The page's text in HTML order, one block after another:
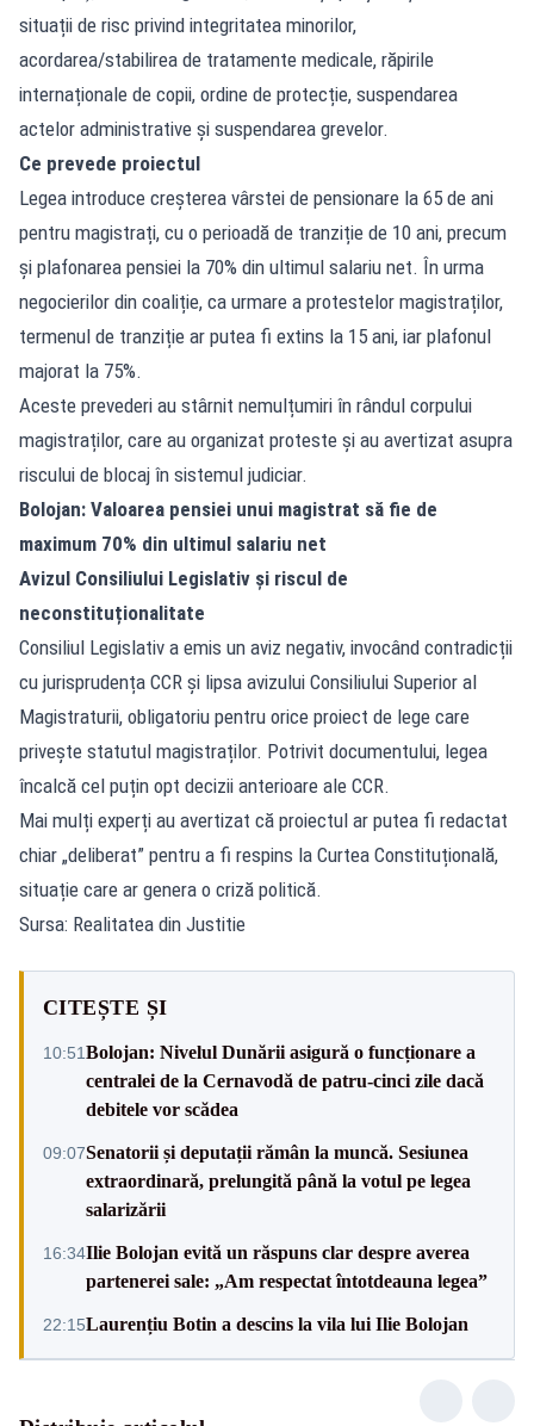
situații de risc privind integritatea minorilor,
acordarea/stabilirea de tratamente medicale, răpirile
internaționale de copii, ordine de protecție, suspendarea
actelor administrative și suspendarea grevelor.
Ce prevede proiectul
Legea introduce creșterea vârstei de pensionare la 65 de ani
pentru magistrați, cu o perioadă de tranziție de 10 ani, precum
și plafonarea pensiei la 70% din ultimul salariu net. În urma
negocierilor din coaliție, ca urmare a protestelor magistraților,
termenul de tranziție ar putea fi extins la 15 ani, iar plafonul
majorat la 75%.
Aceste prevederi au stârnit nemulțumiri în rândul corpului
magistraților, care au organizat proteste și au avertizat asupra
riscului de blocaj în sistemul judiciar.
Bolojan: Valoarea pensiei unui magistrat să fie de
maximum 70% din ultimul salariu net
Avizul Consiliului Legislativ și riscul de
neconstituționalitate
Consiliul Legislativ a emis un aviz negativ, invocând contradicții
cu jurisprudența CCR și lipsa avizului Consiliului Superior al
Magistraturii, obligatoriu pentru orice proiect de lege care
privește statutul magistraților. Potrivit documentului, legea
încalcă cel puțin opt decizii anterioare ale CCR.
Mai mulți experți au avertizat că proiectul ar putea fi redactat
chiar „deliberat” pentru a fi respins la Curtea Constituțională,
situație care ar genera o criză politică.
Sursa: Realitatea din Justitie
CITEȘTE ȘI
10:51Bolojan: Nivelul Dunării asigură o funcționare a
centralei de la Cernavodă de patru-cinci zile dacă
debitele vor scădea
09:07Senatorii și deputații rămân la muncă. Sesiunea
extraordinară, prelungită până la votul pe legea
salarizării
16:34Ilie Bolojan evită un răspuns clar despre averea
partenerei sale: „Am respectat întotdeauna legea”
22:15Laurențiu Botin a descins la vila lui Ilie Bolojan